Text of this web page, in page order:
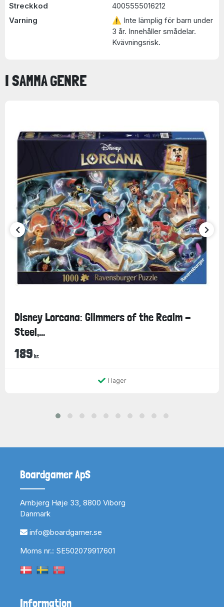
Streckkod
4005555016212
Varning
⚠ Inte lämplig för barn under
3 år. Innehåller smådelar.
Kvävningsrisk.
I SAMMA GENRE
Disney Lorcana: Glimmers of the Realm -
Steel,...
189 kr.
I lager
Boardgamer ApS
Arnbjerg Høje 33, 8800 Viborg
Danmark
info@boardgamer.se
Moms nr.: SE502079917601
Information